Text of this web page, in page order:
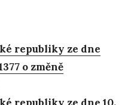
republiky ze dne
o změně